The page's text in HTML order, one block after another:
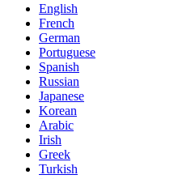
English
French
German
Portuguese
Spanish
Russian
Japanese
Korean
Arabic
Irish
Greek
Turkish